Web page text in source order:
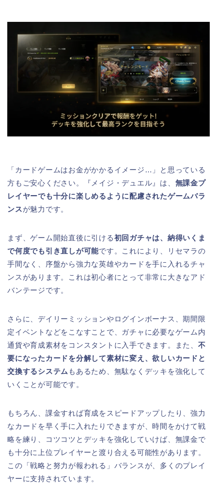
「カードゲームはお金がかかるイメージ…」と思っている
方もご安心ください。『メイジ・デュエル』は、 無課金プ
レイヤーでも十分に楽しめるように配慮されたゲームバラ
ンスが魅力です。
まず、ゲーム開始直後に引ける初回ガチャは、納得いくま
で何度でも引き直しが可能です。これにより、リセマラの
手間なく、序盤から強力な英雄やカードを手に入れるチャ
ンスがあります。これは初心者にとって非常に大きなアド
バンテージです。
さらに、デイリーミッションやログインボーナス、期間限
定イベントなどをこなすことで、ガチャに必要なゲーム内
通貨や育成素材をコンスタントに入手できます。また、 不
要になったカードを分解して素材に変え、欲しいカードと
交換するシステム もあるため、無駄なくデッキを強化して
いくことが可能です。
もちろん、課金すれば育成をスピードアップしたり、強力
なカードを早く手に入れたりできますが、時間をかけて戦
略を練り、コツコツとデッキを強化していけば、無課金で
も十分に上位プレイヤーと渡り合える可能性があります。
この「戦略と努力が報われる」バランスが、多くのプレイ
ヤーに支持されています。